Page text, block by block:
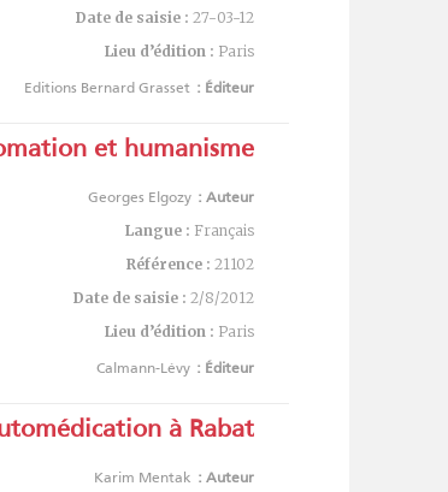
Date de saisie : 27-03-12
Lieu d’édition : Paris
Éditeur :
Editions Bernard Grasset
et humanisme
Auteur :
Georges Elgozy
Langue : Français
Référence : 21102
Date de saisie : 2/8/2012
Lieu d’édition : Paris
Éditeur :
Calmann-Lévy
à Rabat
Auteur :
Karim Mentak